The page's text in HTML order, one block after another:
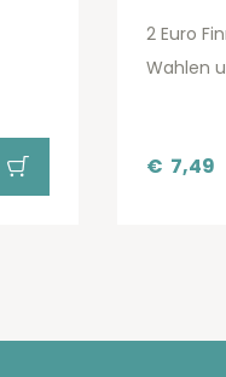
2 Euro
Wahlen
€ 7,49